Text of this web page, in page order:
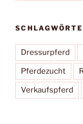
Dressurpferd
Pferdezucht
Verkaufspferd